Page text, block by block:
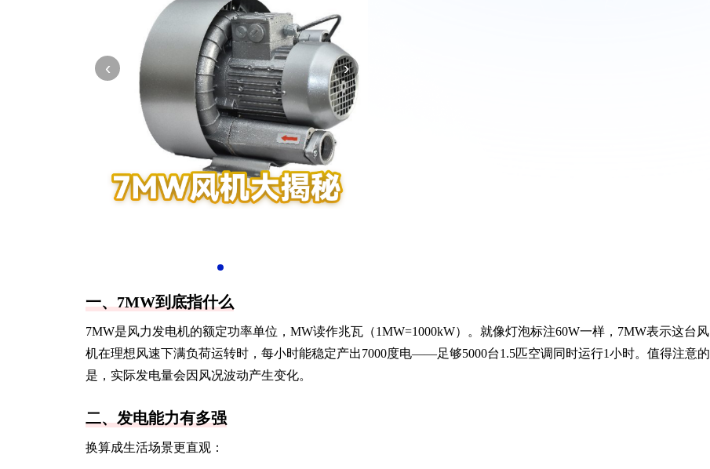
‹ ›
一、7MW到底指什么
7MW是风力发电机的额定功率单位，MW读作兆瓦（1MW=1000kW）。就像灯泡标注60W一样，7MW表示这台风
机在理想风速下满负荷运转时，每小时能稳定产出7000度电——足够5000台1.5匹空调同时运行1小时。值得注意的
是，实际发电量会因风况波动产生变化。
二、发电能力有多强
换算成生活场景更直观：